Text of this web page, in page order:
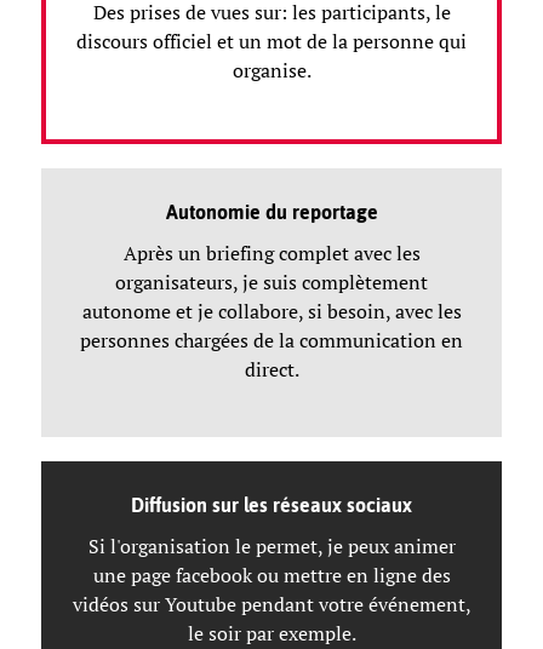
Des prises de vues sur: les participants, le
discours officiel et un mot de la personne qui
organise.
Autonomie du reportage
Après un briefing complet avec les
organisateurs, je suis complètement
autonome et je collabore, si besoin, avec les
personnes chargées de la communication en
direct.
Diffusion sur les réseaux sociaux
Si l'organisation le permet, je peux animer
une page facebook ou mettre en ligne des
vidéos sur Youtube pendant votre événement,
le soir par exemple.